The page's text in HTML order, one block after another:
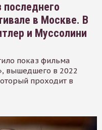
последнего
в Москве. В
и Муссолини
показ фильма
вышедшего в 2022
проходит в